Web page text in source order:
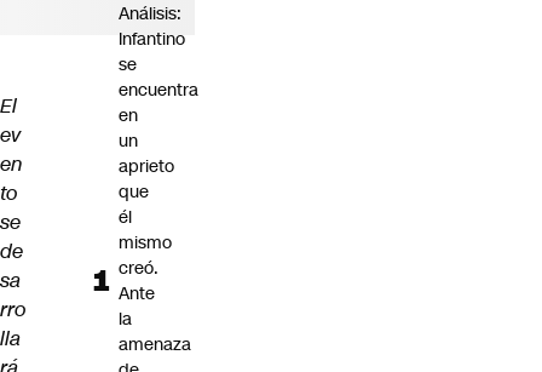
El
ev
en
to
se
de
sa
rro
lla
Análisis:
Infantino
se
encuentra
en
un
aprieto
que
él
mismo
creó.
Ante
la
amenaza